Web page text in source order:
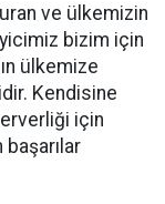
ve ülkemizin
bizim için
ülkemize
Kendisine
için